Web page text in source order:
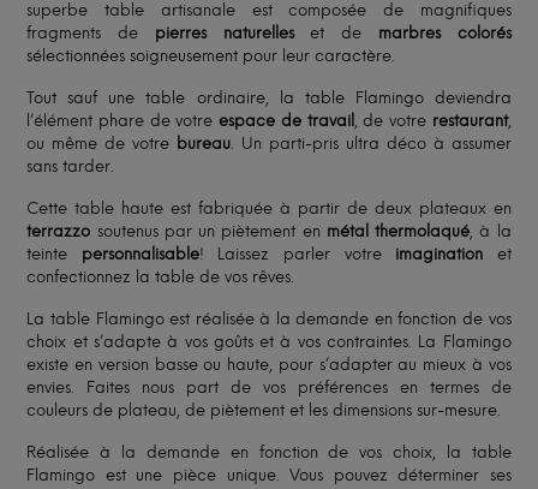
superbe table artisanale est composée de magnifiques
fragments de pierres naturelleset de marbres colorés
sélectionnées soigneusement pour leur caractère.
Tout sauf une table ordinaire, la table Flamingo deviendra
l’élément phare de votreespace de travail , de votre restaurant,
ou même de votre bureau. Un parti-pris ultra déco à assumer
sans tarder.
Cette table haute est fabriquée à partir de deux plateaux en
terrazzo soutenus par un piètement en métal thermolaqué, à la
teinte personnalisable! Laissez parler votre imagination et
confectionnez la table de vos rêves.
La table Flamingo est réalisée à la demande en fonction de vos
choix et s’adapte à vos goûts et à vos contraintes. La Flamingo
existe en version basse ou haute, pour s’adapter au mieux à vos
envies. Faites nous part de vos préférences en termes de
couleurs de plateau, de piètement et les dimensions sur-mesure.
Réalisée à la demande en fonction de vos choix, la table
Flamingo est une pièce unique. Vous pouvez déterminer ses